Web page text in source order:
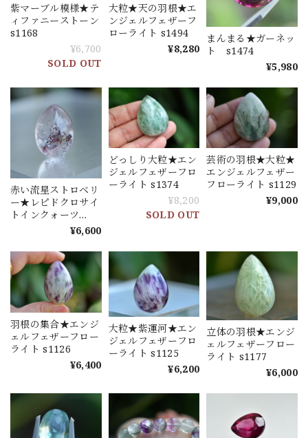
紫マーブル模様★テ
ィファニーストーン
s1168
¥6,700
SOLD OUT
大粒★天の羽根★エ
ンジェルフェザーフ
ローライト s1494
¥8,280
まんまる★ガーネッ
ト s1474
¥5,980
赤い流星ストロベリ
ー★レピドクロサイ
トインクォーツ
¥6,600
どっしり大粒★エン
ジェルフェザーフロ
ーライト s1374
¥8,200
SOLD OUT
芸術の羽根★大粒★
エンジェルフェザー
フローライト s1129
¥9,000
羽根の集合★エンジ
ェルフェザーフロー
ライト s1126
¥6,400
大粒★紫運河★エン
ジェルフェザーフロ
ーライト s1125
¥6,200
立体の羽根★エンジ
ェルフェザーフロー
ライト s1177
¥6,000